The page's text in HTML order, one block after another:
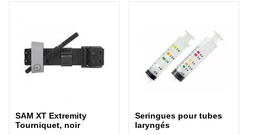
SAM XT Extremity
Tourniquet, noir
Seringues pour tubes
laryngés